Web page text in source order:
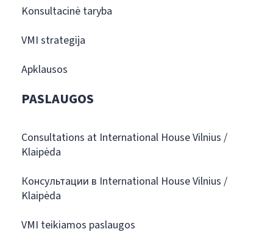
Konsultacinė taryba
VMI strategija
Apklausos
PASLAUGOS
Consultations at International House Vilnius /
Klaipėda
Консультации в International House Vilnius /
Klaipėda
VMI teikiamos paslaugos